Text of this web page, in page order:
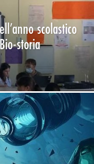
scolastico
storia